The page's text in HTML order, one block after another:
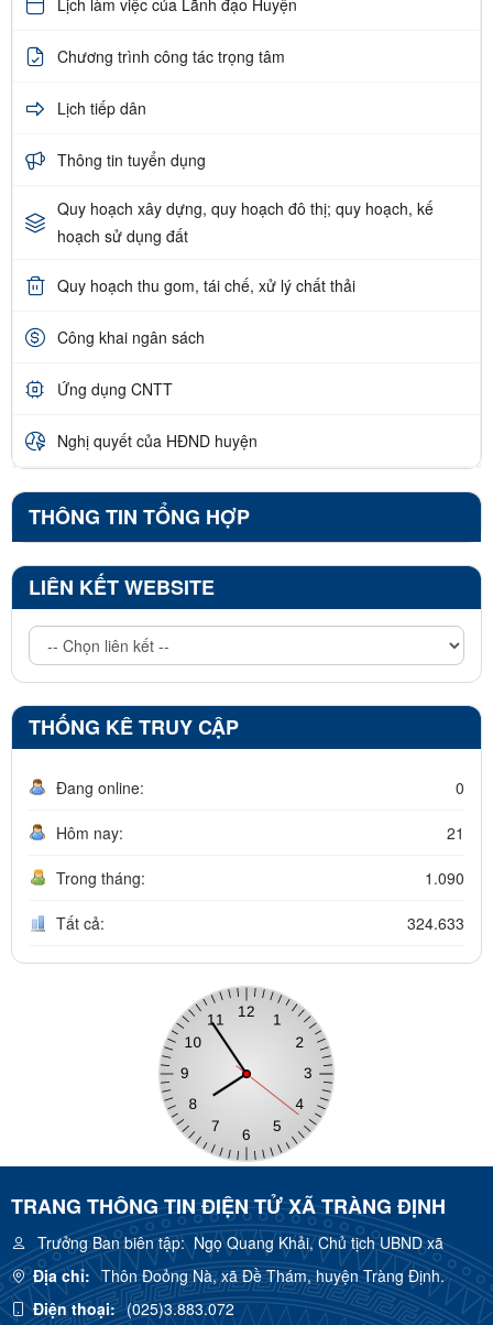
Chương trình công tác trọng tâm
Lịch tiếp dân
Thông tin tuyển dụng
Quy hoạch xây dựng, quy hoạch đô thị; quy hoạch, kế
hoạch sử dụng đất
Quy hoạch thu gom, tái chế, xử lý chất thải
Công khai ngân sách
Ứng dụng CNTT
Nghị quyết của HĐND huyện
THÔNG TIN TỔNG HỢP
LIÊN KẾT WEBSITE
THỐNG KÊ TRUY CẬP
Đang online: 0
Hôm nay: 21
Trong tháng: 1.090
Tất cả: 324.633
TRANG THÔNG TIN ĐIỆN TỬ XÃ TRÀNG ĐỊNH
Trưởng Ban biên tập:Ngọ Quang Khải, Chủ tịch UBND xã
Địa chỉ: Thôn Đoỏng Nà, xã Đề Thám, huyện Tràng Định.
Điện thoại: (025)3.883.072